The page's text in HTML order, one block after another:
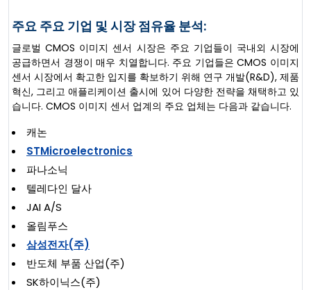
주요 주요 기업 및 시장 점유율 분석:
글로벌 CMOS 이미지 센서 시장은 주요 기업들이 국내외 시장에
공급하면서 경쟁이 매우 치열합니다. 주요 기업들은 CMOS 이미지
센서 시장에서 확고한 입지를 확보하기 위해 연구 개발(R&D), 제품
혁신, 그리고 애플리케이션 출시에 있어 다양한 전략을 채택하고 있
습니다. CMOS 이미지 센서 업계의 주요 업체는 다음과 같습니다.
캐논
STMicroelectronics
파나소닉
텔레다인 달사
JAI A/S
올림푸스
삼성전자(주)
반도체 부품 산업(주)
SK하이닉스(주)